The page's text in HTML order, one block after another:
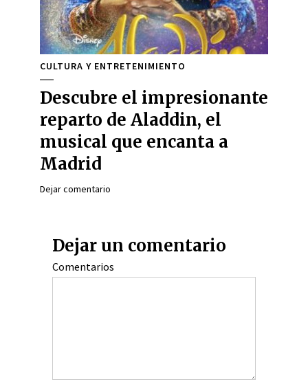
CULTURA Y ENTRETENIMIENTO
Descubre el impresionante
reparto de Aladdin, el
musical que encanta a
Madrid
Dejar comentario
Dejar un comentario
Comentarios